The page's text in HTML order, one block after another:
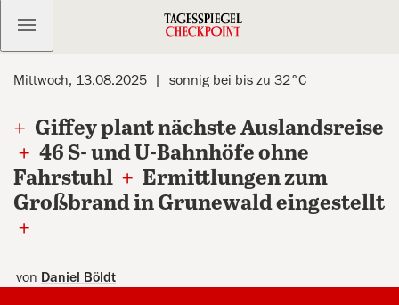
Kostenlos anmelden
Mittwoch, 13.08.2025 sonnig bei bis zu 32°C
+ Giffey plant nächste Auslandsreise
+ 46 S- und U-Bahnhöfe ohne
Fahrstuhl + Ermittlungen zum
Großbrand in Grunewald eingestellt
+
von Daniel Böldt